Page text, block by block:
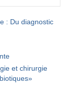
: Du diagnostic
et chirurgie